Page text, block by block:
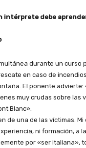
intérprete debe
durante un curso
en caso de
El ponente advierte:
muy crudas sobre las
Blanc».
de una de las víctimas. Mi
ni formación, a
por «ser italiana»,